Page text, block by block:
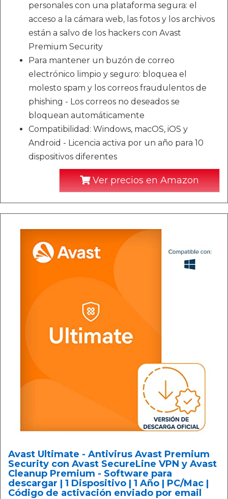
personales con una plataforma segura: el
acceso a la cámara web, las fotos y los archivos
están a salvo de los hackers con Avast
Premium Security
Para mantener un buzón de correo
electrónico limpio y seguro: bloquea el
molesto spam y los correos fraudulentos de
phishing - Los correos no deseados se
bloquean automáticamente
Compatibilidad: Windows, macOS, iOS y
Android - Licencia activa por un año para 10
dispositivos diferentes
Ver precios en Amazon
Avast Ultimate - Antivirus Avast Premium
Security con Avast SecureLine VPN y Avast
Cleanup Premium - Software para
descargar | 1 Dispositivo | 1 Año | PC/Mac |
Código de activación enviado por email